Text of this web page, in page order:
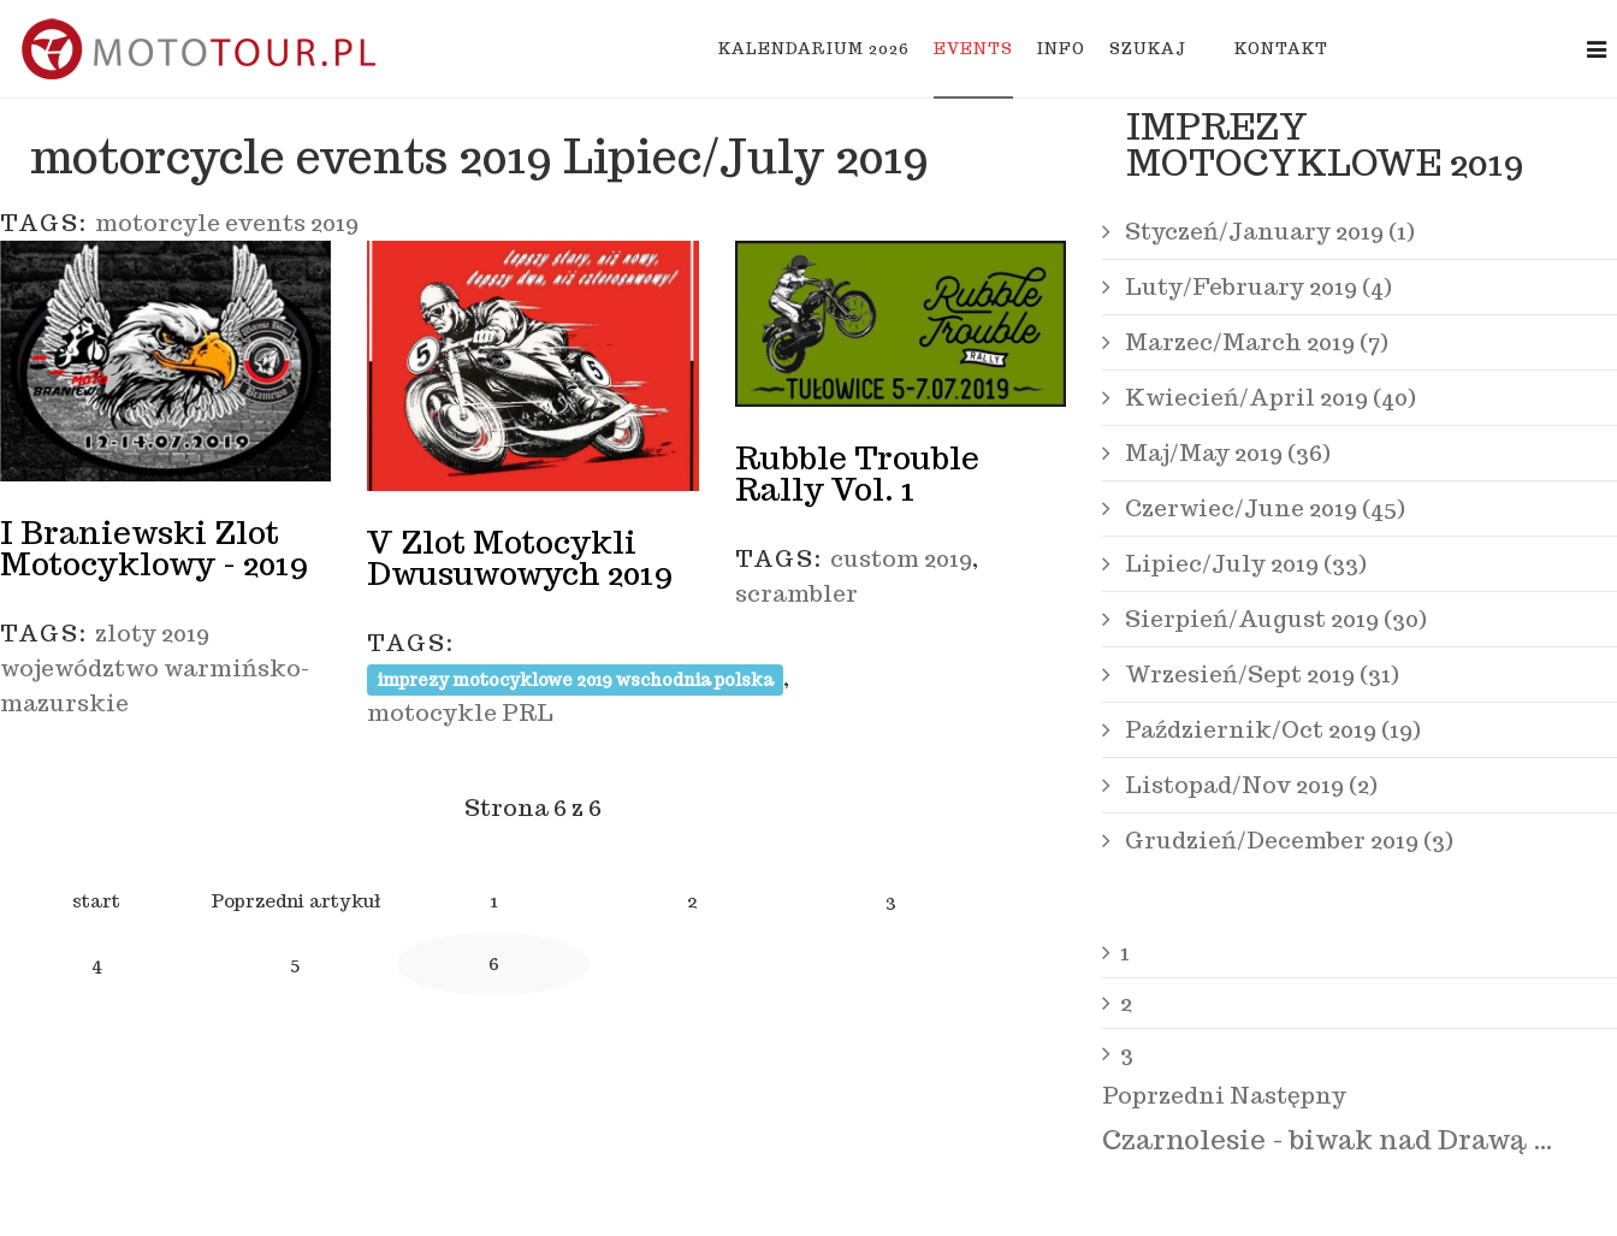
KALENDARIUM 2026 EVENTS INFO SZUKAJ KONTAKT
motorcycle events 2019 Lipiec/July 2019
TAGS: motorcyle events 2019
I Braniewski Zlot
Motocyklowy - 2019
TAGS: zloty 2019
województwo warmińsko-
mazurskie
V Zlot Motocykli
Dwusuwowych 2019
TAGS:
imprezy motocyklowe 2019 wschodnia polska ,
motocykle PRL
Rubble Trouble
Rally Vol. 1
TAGS: custom 2019,
scrambler
Strona 6 z 6
start Poprzedni artykuł 1 2 3
4 5 6
IMPREZY
MOTOCYKLOWE 2019
Styczeń/January 2019 (1)
Luty/February 2019 (4)
Marzec/March 2019 (7)
Kwiecień/April 2019 (40)
Maj/May 2019 (36)
Czerwiec/June 2019 (45)
Lipiec/July 2019 (33)
Sierpień/August 2019 (30)
Wrzesień/Sept 2019 (31)
Październik/Oct 2019 (19)
Listopad/Nov 2019 (2)
Grudzień/December 2019 (3)
1
2
3
Poprzedni Następny
Czarnolesie - biwak nad Drawą …
kontakt@mototour.pl